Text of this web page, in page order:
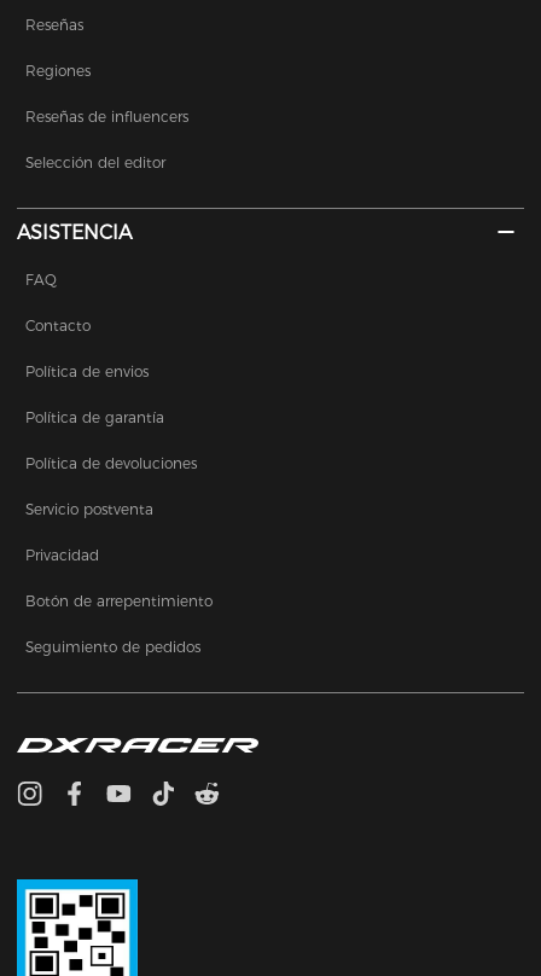
Reseñas
Regiones
Reseñas de influencers
Selección del editor
ASISTENCIA
FAQ
Contacto
Política de envios
Política de garantía
Política de devoluciones
Servicio postventa
Privacidad
Botón de arrepentimiento
Seguimiento de pedidos